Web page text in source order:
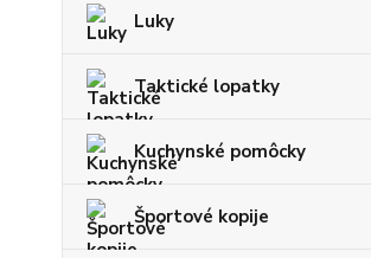
Luky
Taktické lopatky
Kuchynské pomôcky
Športové kopije